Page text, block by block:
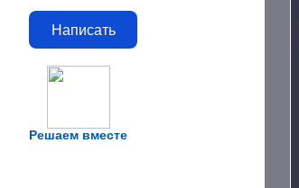
Решаем вместе
Написать